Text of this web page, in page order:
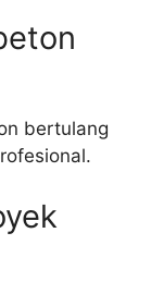
bertulang